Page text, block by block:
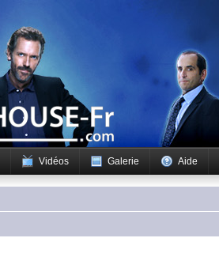
Vidéos Galerie Aide